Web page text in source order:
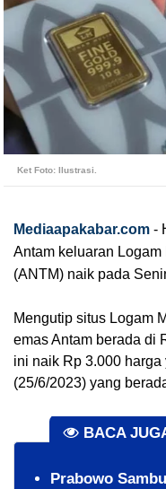
Ket Foto: Ilustrasi.
Mediaapakabar.com -
Antam keluaran
(ANTM) naik pada
Mengutip situs Logam
emas Antam berada di
ini naik Rp 3.000
(25/6/2023) yang
BACA
Prabowo